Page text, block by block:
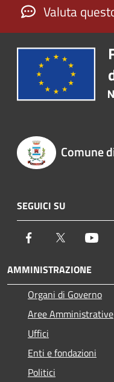
Valuta
Comune
SEGUICI SU
Facebook Twitter
AMMINISTRAZIONE
Organi di Governo
Aree Amministrative
Uffici
Enti e fondazioni
Politici